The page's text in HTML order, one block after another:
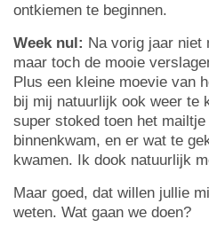
ontkiemen te beginnen.
Week nul: Na vorig jaar niet
maar toch de mooie
Plus een kleine moevie van
bij mij natuurlijk ook weer te
super stoked toen het
binnenkwam, en er wat te
kwamen. Ik dook natuurlijk
Maar goed, dat willen jullie
weten. Wat gaan we doen?